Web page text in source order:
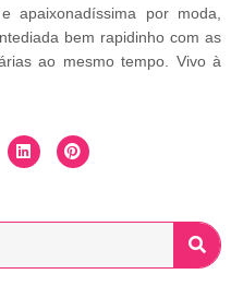
apaixonadíssima por moda,
bem rapidinho com as
ao mesmo tempo. Vivo à